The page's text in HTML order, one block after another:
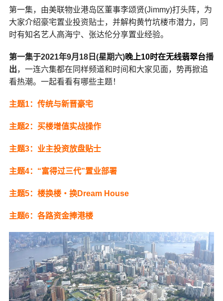
第一集，由美联物业港岛区董事李颂贤(Jimmy)打头阵，为
大家介绍豪宅置业投资贴士，并解构黄竹坑楼巿潜力，同
时有知名艺人高海宁、张达伦分享置业经验。
第一集于2021年9月18日(星期六)晚上10时在无线翡翠台播
出，一连六集都在同样频道和时间和大家见面，势再掀追
看热潮。一起看看有哪些主题！
主题1：传统与新晋豪宅
主题2：买楼增值实战操作
主题3：业主投资放盘贴士
主题4：“富得过三代”置业部署
主题5：楼换楼‧换Dream House
主题6：各路资金捧港楼